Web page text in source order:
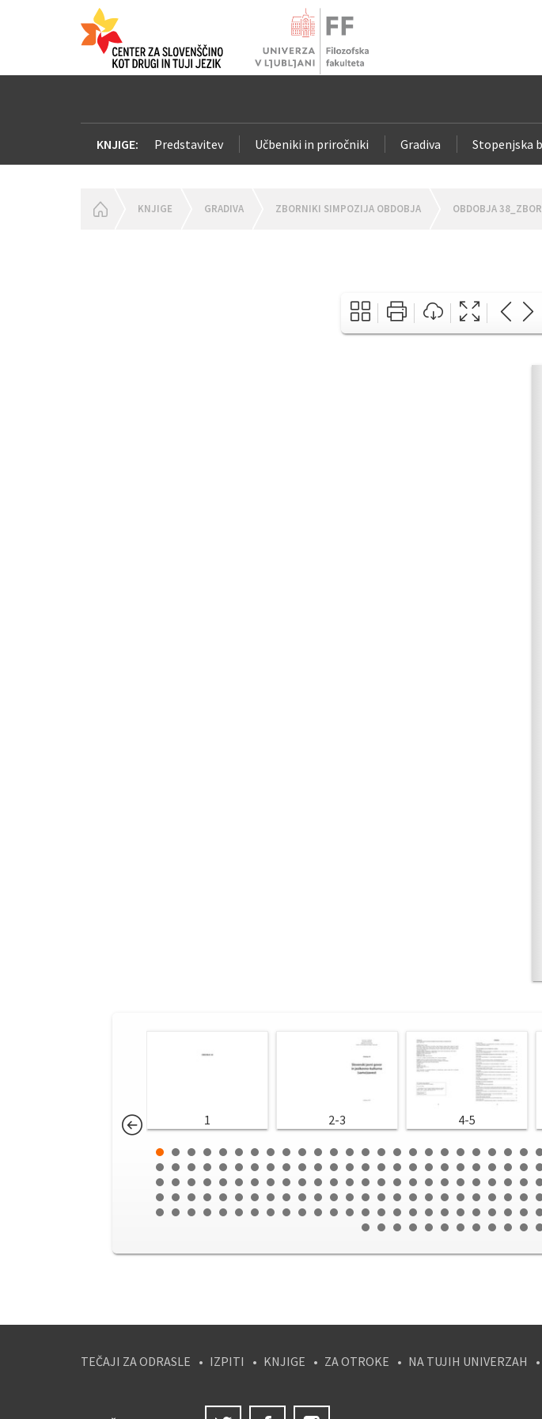
KNJIGE: Predstavitev Učbeniki in priročniki Gradiva Stopenjska
HOMEPAGE
KNJIGE GRADIVA ZBORNIKI SIMPOZIJA OBDOBJA OBDOBJA
1 2-3 4-5
TEČAJI ZA ODRASLE IZPITI KNJIGE ZA OTROKE NA TUJIH UNIVERZAH
Twitter Facebook